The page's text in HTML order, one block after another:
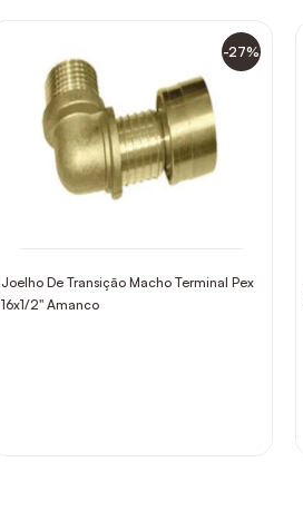
-27%
Joelho De Transição Macho Terminal Pex
16x1/2" Amanco